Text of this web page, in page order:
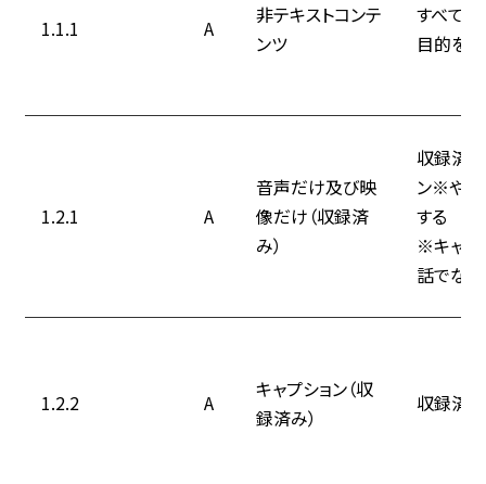
1.1.1 A
非テキストコンテ
ンツ
すべての
目的を
1.2.1 A
音声だけ及び映
像だけ（収録済
み）
収録済み
ン※やテ
する
※キャプ
話でな
1.2.2 A
キャプション（収
録済み）
収録済み